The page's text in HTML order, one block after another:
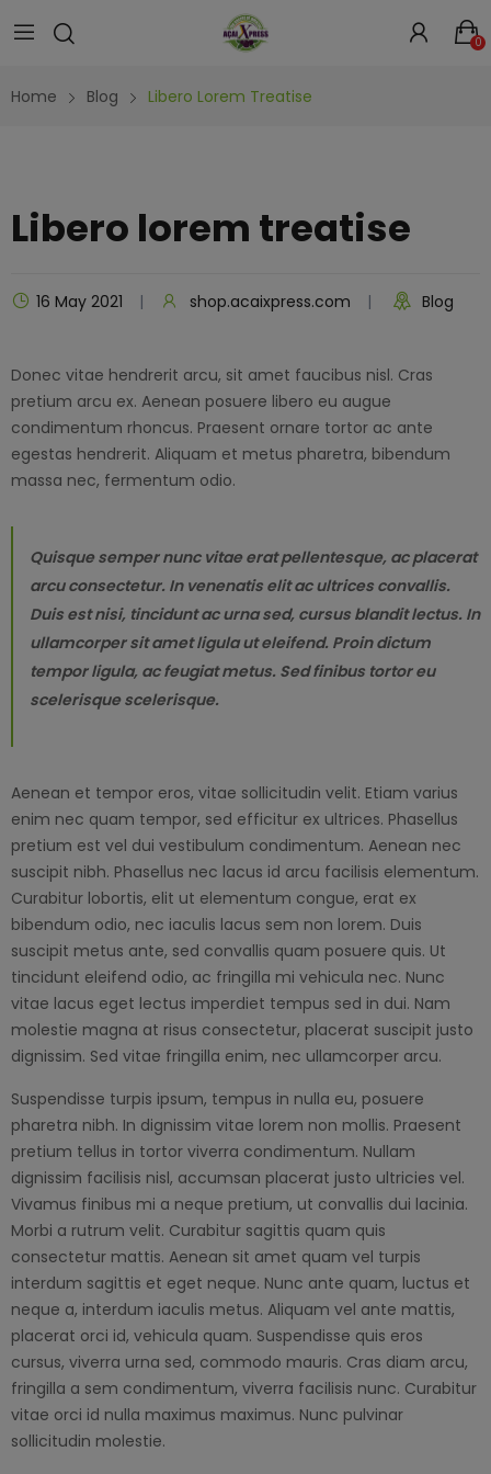
0
Home Blog Libero Lorem Treatise
Libero lorem treatise
16 May 2021 shop.acaixpress.com Blog
Donec vitae hendrerit arcu, sit amet faucibus nisl. Cras
pretium arcu ex. Aenean posuere libero eu augue
condimentum rhoncus. Praesent ornare tortor ac ante
egestas hendrerit. Aliquam et metus pharetra, bibendum
massa nec, fermentum odio.
Quisque semper nunc vitae erat pellentesque, ac placerat
arcu consectetur. In venenatis elit ac ultrices convallis.
Duis est nisi, tincidunt ac urna sed, cursus blandit lectus. In
ullamcorper sit amet ligula ut eleifend. Proin dictum
tempor ligula, ac feugiat metus. Sed finibus tortor eu
scelerisque scelerisque.
Aenean et tempor eros, vitae sollicitudin velit. Etiam varius
enim nec quam tempor, sed efficitur ex ultrices. Phasellus
pretium est vel dui vestibulum condimentum. Aenean nec
suscipit nibh. Phasellus nec lacus id arcu facilisis elementum.
Curabitur lobortis, elit ut elementum congue, erat ex
bibendum odio, nec iaculis lacus sem non lorem. Duis
suscipit metus ante, sed convallis quam posuere quis. Ut
tincidunt eleifend odio, ac fringilla mi vehicula nec. Nunc
vitae lacus eget lectus imperdiet tempus sed in dui. Nam
molestie magna at risus consectetur, placerat suscipit justo
dignissim. Sed vitae fringilla enim, nec ullamcorper arcu.
Suspendisse turpis ipsum, tempus in nulla eu, posuere
pharetra nibh. In dignissim vitae lorem non mollis. Praesent
pretium tellus in tortor viverra condimentum. Nullam
dignissim facilisis nisl, accumsan placerat justo ultricies vel.
Vivamus finibus mi a neque pretium, ut convallis dui lacinia.
Morbi a rutrum velit. Curabitur sagittis quam quis
consectetur mattis. Aenean sit amet quam vel turpis
interdum sagittis et eget neque. Nunc ante quam, luctus et
neque a, interdum iaculis metus. Aliquam vel ante mattis,
placerat orci id, vehicula quam. Suspendisse quis eros
cursus, viverra urna sed, commodo mauris. Cras diam arcu,
fringilla a sem condimentum, viverra facilisis nunc. Curabitur
vitae orci id nulla maximus maximus. Nunc pulvinar
sollicitudin molestie.